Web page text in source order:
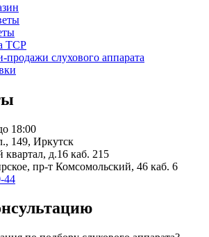
ТСР
продажи слухового аппарата
18:00
149, Иркутск
квартал, д.16 каб. 215
пр-т Комсомольский, 46 каб. 6
44